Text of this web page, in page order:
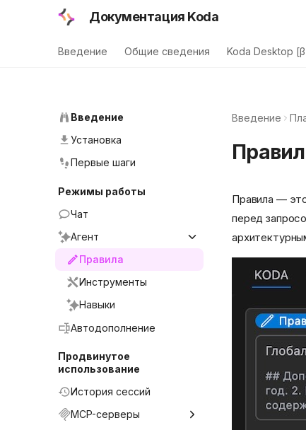
Документация Koda
Введение Общие сведения Koda Desktop
Введение
Установка
Первые шаги
Режимы работы
Чат
Агент
Правила
Инструменты
Навыки
Автодополнение
Продвинутое
использование
История сессий
MCP-серверы
Введение
Правила —
перед